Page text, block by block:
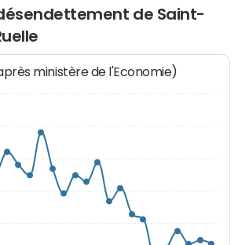
de Saint-
ministère de l'Economie)